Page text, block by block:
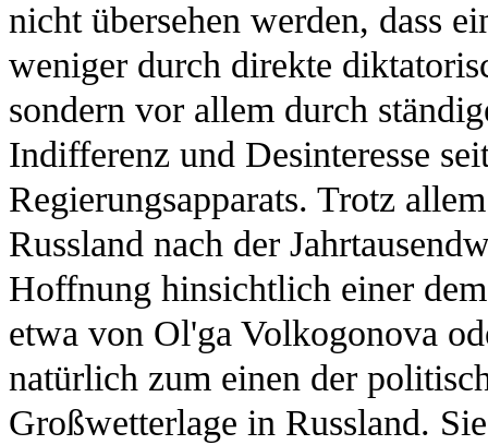
nicht übersehen werden, dass
weniger durch direkte
sondern vor allem durch
Indifferenz und Desinteresse
Regierungsapparats. Trotz
Russland nach der
Hoffnung hinsichtlich einer
etwa von Ol'ga Volkogonova
natürlich zum einen der
Großwetterlage in Russland.